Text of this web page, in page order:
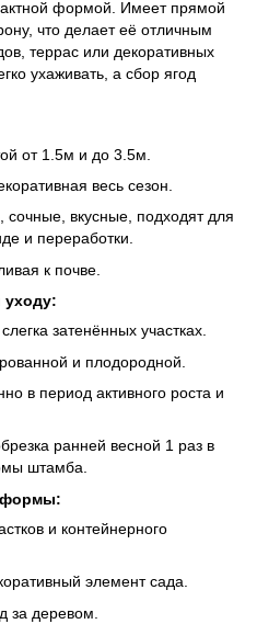
формой. Имеет прямой
что делает её отличным
террас или декоративных
ухаживать, а сбор ягод
от 1.5м и до 3.5м.
весь сезон.
вкусные, подходят для
и переработки.
к почве.
уходу:
затенённых участках.
и плодородной.
в период активного роста и
ранней весной 1 раз в
штамба.
формы:
и контейнерного
элемент сада.
за деревом.